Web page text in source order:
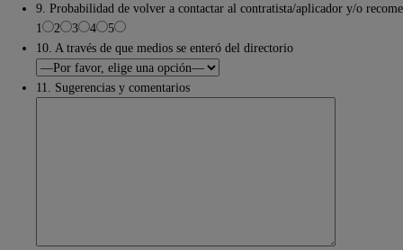
9. Probabilidad de volver a contactar al contratista/aplicador y/o
1
2 3 4
5
10. A través de que medios se enteró del directorio
11. Sugerencias y comentarios